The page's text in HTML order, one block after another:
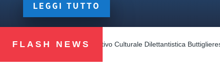
LEGGI TUTTO
FLASH NEWS
L’Associazione Sportivo Culturale Dilettantistica